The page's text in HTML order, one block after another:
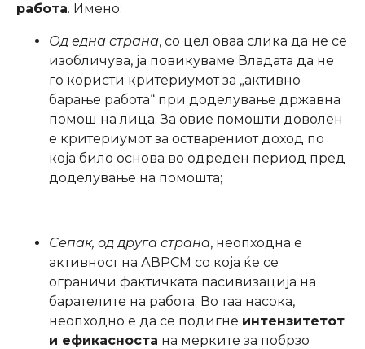
работа. Имено:
Од една страна, со цел оваа слика да не се
изобличува, ја повикуваме Владата да не
го користи критериумот за „активно
барање работа“ при доделување државна
помош на лица. За овие помошти доволен
е критериумот за остварениот доход по
која било основа во одреден период пред
доделување на помошта;
Сепак, од друга страна, неопходна е
активност на АВРСМ со која ќе се
ограничи фактичката пасивизација на
барателите на работа. Во таа насока,
неопходно е да се подигне интензитетот
и ефикасноста на мерките за побрзо